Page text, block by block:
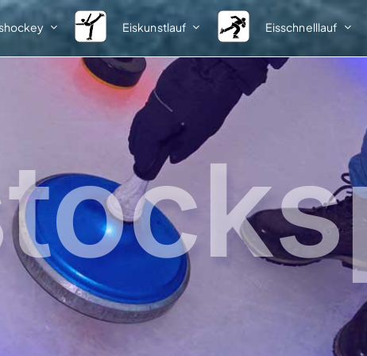
Eiskunstlauf Eisschnelllauf
Spielbetrieb
Meisterschaften
Ausschreibungen
Ergebnisse
1. Bundesliga
2. Bundesliga
Klasseneinteilungen
Pokale
Nachwuchs
Informationen
Ergebnisse
Talentförderlehrgänge
Förderlehrgang I